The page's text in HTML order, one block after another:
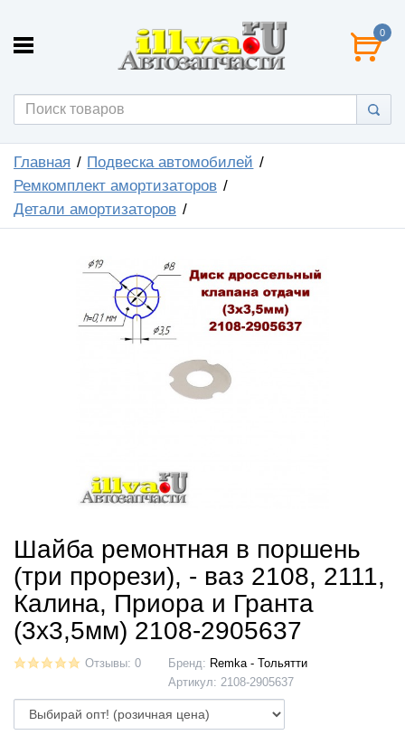
0
Главная
Подвеска автомобилей
Ремкомплект амортизаторов
Детали амортизаторов
Шайба ремонтная в поршень
(три прорези), - ваз 2108, 2111,
Калина, Приора и Гранта
(3х3,5мм) 2108-2905637
Отзывы: 0 Бренд: Remka - Тольятти
Артикул: 2108-2905637